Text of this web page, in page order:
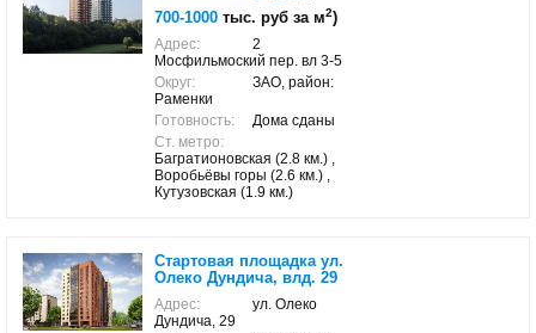
700-1000 тыс. руб за м2)
Адрес:
2
Мосфильмоский пер. вл 3-5
Округ:
ЗАО, район:
Раменки
Готовность:
Дома сданы
Ст. метро:
Багратионовская (2.8 км.) ,
Воробьёвы горы (2.6 км.) ,
Кутузовская (1.9 км.)
Стартовая площадка ул.
Олеко Дундича, влд. 29
Адрес:
ул. Олеко
Дундича, 29